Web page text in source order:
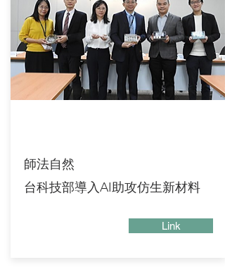
師法自然
台科技部導入AI助攻仿生新材料
Link